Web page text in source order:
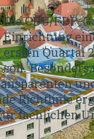
Die CDU/FDP-
Einrichtung
ersten Quartal
soll.
Richtlinie
fachlichen